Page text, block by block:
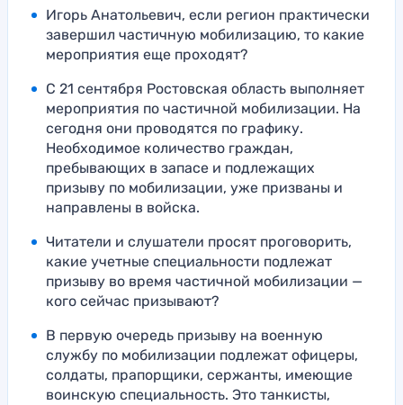
Игорь Анатольевич, если регион практически
завершил частичную мобилизацию, то какие
мероприятия еще проходят?
С 21 сентября Ростовская область выполняет
мероприятия по частичной мобилизации. На
сегодня они проводятся по графику.
Необходимое количество граждан,
пребывающих в запасе и подлежащих
призыву по мобилизации, уже призваны и
направлены в войска.
Читатели и слушатели просят проговорить,
какие учетные специальности подлежат
призыву во время частичной мобилизации —
кого сейчас призывают?
В первую очередь призыву на военную
службу по мобилизации подлежат офицеры,
солдаты, прапорщики, сержанты, имеющие
воинскую специальность. Это танкисты,